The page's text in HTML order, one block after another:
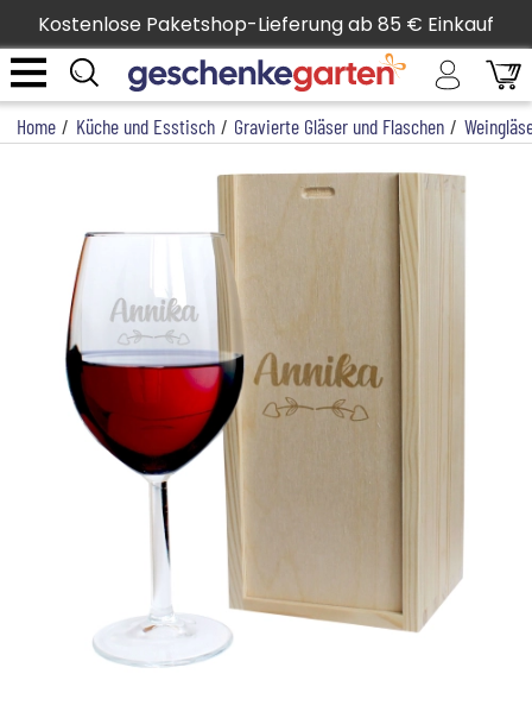
Kostenlose Paketshop-Lieferung ab 85 € Einkauf
Home / Küche und Esstisch / Gravierte Gläser und Flaschen /